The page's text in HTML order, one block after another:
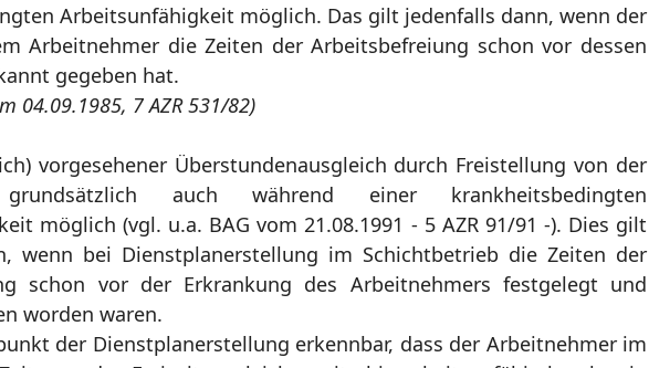
Arbeitsunfähigkeit möglich. Das gilt jedenfalls dann, wenn der
Arbeitnehmer die Zeiten der Arbeitsbefreiung schon vor dessen
gegeben hat.
04.09.1985, 7 AZR 531/82)
vorgesehener Überstundenausgleich durch Freistellung von der
auch während einer krankheitsbedingten
möglich (vgl. u.a. BAG vom 21.08.1991 - 5 AZR 91/91 -). Dies gilt
wenn bei Dienstplanerstellung im Schichtbetrieb die Zeiten der
schon vor der Erkrankung des Arbeitnehmers festgelegt und
worden waren.
der Dienstplanerstellung erkennbar, dass der Arbeitnehmer im